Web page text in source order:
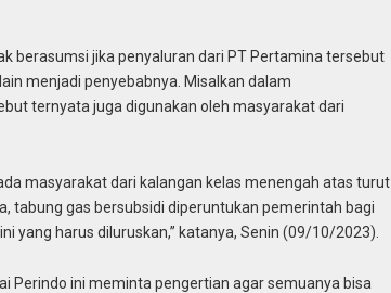
berasumsi jika penyaluran dari PT Pertamina tersebut
menjadi penyebabnya. Misalkan dalam
ternyata juga digunakan oleh masyarakat dari
masyarakat dari kalangan kelas menengah atas turut
tabung gas bersubsidi diperuntukan pemerintah bagi
yang harus diluruskan,” katanya, Senin (09/10/2023).
Perindo ini meminta pengertian agar semuanya bisa